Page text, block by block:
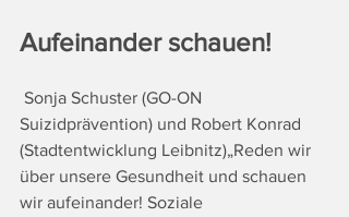
Aufeinander schauen!
Sonja Schuster (GO-ON
Suizidprävention) und Robert Konrad
(Stadtentwicklung Leibnitz)„Reden wir
über unsere Gesundheit und schauen
wir aufeinander! Soziale